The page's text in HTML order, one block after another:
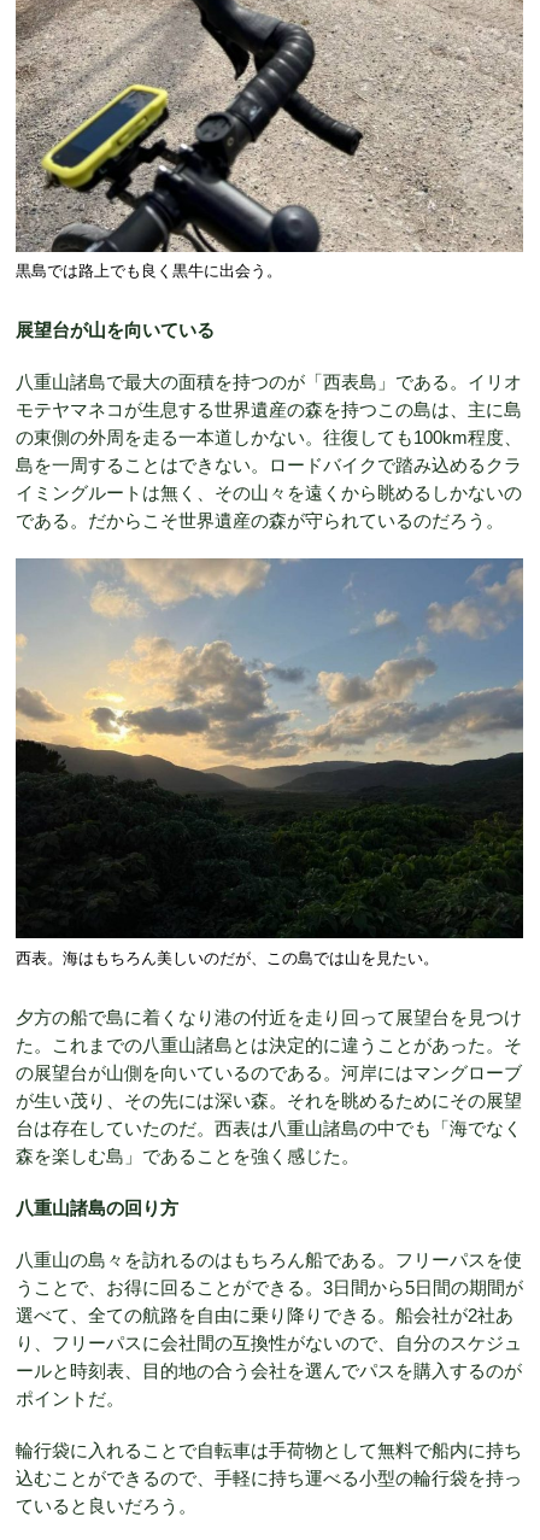
黒島では路上でも良く黒牛に出会う。
展望台が山を向いている
八重山諸島で最大の面積を持つのが「西表島」である。イリオ
モテヤマネコが生息する世界遺産の森を持つこの島は、主に島
の東側の外周を走る一本道しかない。往復しても100km程度、
島を一周することはできない。ロードバイクで踏み込めるクラ
イミングルートは無く、その山々を遠くから眺めるしかないの
である。だからこそ世界遺産の森が守られているのだろう。
西表。海はもちろん美しいのだが、この島では山を見たい。
夕方の船で島に着くなり港の付近を走り回って展望台を見つけ
た。これまでの八重山諸島とは決定的に違うことがあった。そ
の展望台が山側を向いているのである。河岸にはマングローブ
が生い茂り、その先には深い森。それを眺めるためにその展望
台は存在していたのだ。西表は八重山諸島の中でも「海でなく
森を楽しむ島」であることを強く感じた。
八重山諸島の回り方
八重山の島々を訪れるのはもちろん船である。フリーパスを使
うことで、お得に回ることができる。3日間から5日間の期間が
選べて、全ての航路を自由に乗り降りできる。船会社が2社あ
り、フリーパスに会社間の互換性がないので、自分のスケジュ
ールと時刻表、目的地の合う会社を選んでパスを購入するのが
ポイントだ。
輪行袋に入れることで自転車は手荷物として無料で船内に持ち
込むことができるので、手軽に持ち運べる小型の輪行袋を持っ
ていると良いだろう。